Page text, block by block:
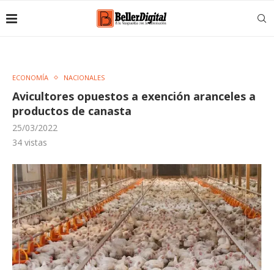
ECONOMÍA NACIONALES
Avicultores opuestos a exención aranceles a
productos de canasta
25/03/2022
34 vistas